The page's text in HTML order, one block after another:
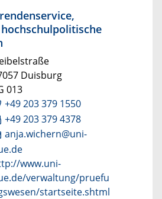
Duisburg
013
+49 203 379 1550
+49 203 379 4378
anja.wichern@uni-
www.uni-
verwaltung/pruefu
startseite.shtml